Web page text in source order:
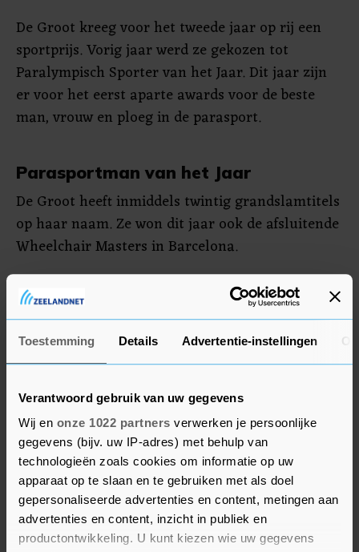
Toestemming Details Advertentie-instellingen
Verantwoord gebruik van uw gegevens
Wij en onze 1022 partners verwerken je persoonlijke
gegevens (bijv. uw IP-adres) met behulp van
technologieën zoals cookies om informatie op uw
apparaat op te slaan en te gebruiken met als doel
gepersonaliseerde advertenties en content, metingen aan
advertenties en content, inzicht in publiek en
productontwikkeling. U kunt kiezen wie uw gegevens
De Groot kreeg voor het tweede jaar op rij een
sportprijs. Vorig jaar werd ze gekozen tot
Paralympisch Sporter van het Jaar. Dit jaar zijn
er voor het eerst aparte awards voor de beste
man, vrouw en ploeg in de parasport.
Parasportman van het Jaar
De Groot heeft inmiddels twintig grandslamtitels
op haar naam. Ze won dit jaar ook de afsluitende
Wheelchair Masters in Barcelona.
Joël de Jong werd gekozen tot Parasportman van
het Jaar. De 21-jarige atleet won op de WK para-
atletiek in Parijs het goud op de 100 meter in een
kampioenschaprecord van 12,09. De Fries voegde
verspringen met een afstand van 6,92 meter.